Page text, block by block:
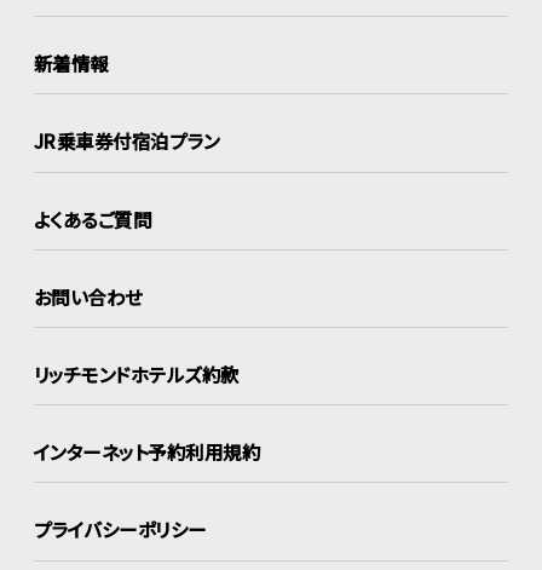
新着情報
JR乗車券付宿泊プラン
よくあるご質問
お問い合わせ
リッチモンドホテルズ約款
インターネット予約利用規約
プライバシーポリシー